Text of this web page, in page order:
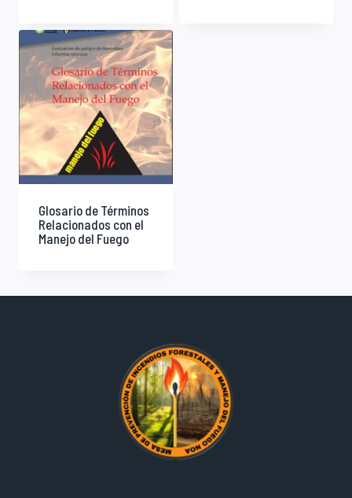
Glosario de Términos
Relacionados con el
Manejo del Fuego